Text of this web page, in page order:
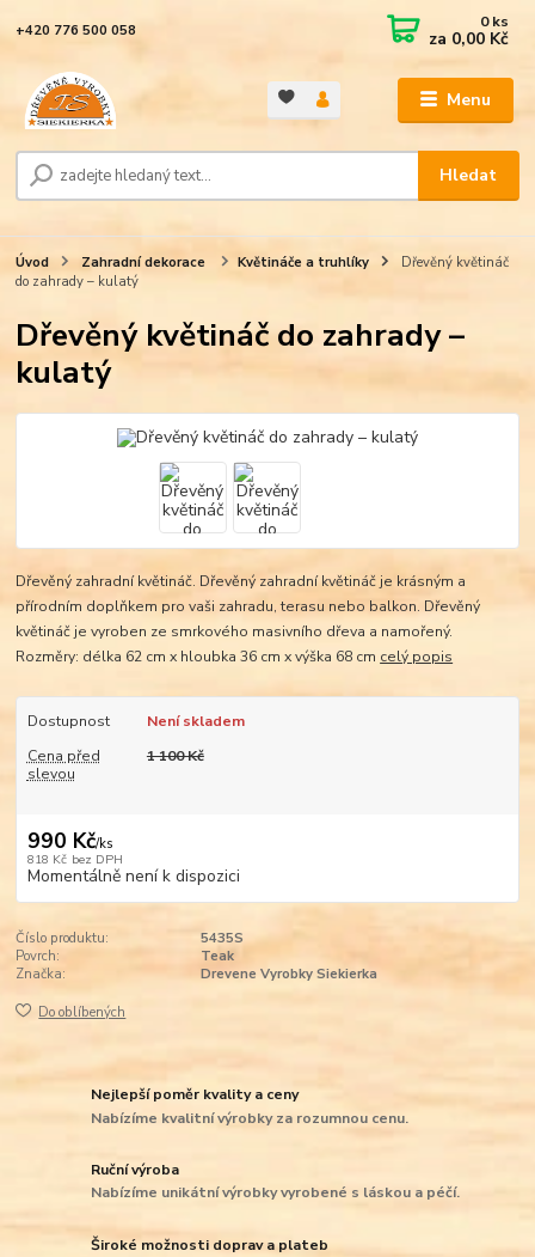
Menu
Hledat
+420 776 500 058 0ks
za 0,00 Kč
Úvod Zahradní dekorace Květináče a truhlíky
Dřevěný květináč
do zahrady – kulatý
Dřevěný květináč do zahrady –
kulatý
Dřevěný zahradní květináč. Dřevěný zahradní květináč je krásným a
přírodním doplňkem pro vaši zahradu, terasu nebo balkon. Dřevěný
květináč je vyroben ze smrkového masivního dřeva a namořený.
Rozměry: délka 62 cm x hloubka 36 cm x výška 68 cm celý popis
Dostupnost
Není skladem
Cena před
slevou
1 100 Kč
990 Kč/ks
818 Kč bez DPH
Momentálně není k dispozici
Číslo produktu:
5435S
Povrch:
Teak
Značka:
Drevene Vyrobky Siekierka
Do oblíbených
Nejlepší poměr kvality a ceny
Nabízíme kvalitní výrobky za rozumnou cenu.
Ruční výroba
Nabízíme unikátní výrobky vyrobené s láskou a péčí.
Široké možnosti doprav a plateb